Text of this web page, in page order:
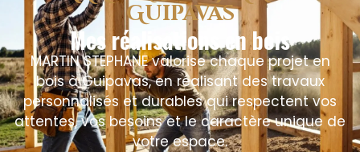
Guipavas
Mes réalisations en bois
MARTIN STEPHANE valorise chaque projet en
bois à Guipavas, en réalisant des travaux
personnalisés et durables qui respectent vos
attentes, vos besoins et le caractère unique de
votre espace.